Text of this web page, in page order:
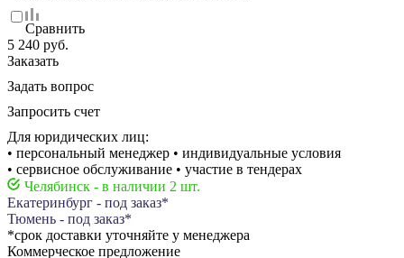
Сравнить
5 240 руб.
Заказать
Задать вопрос
Запросить счет
Для юридических лиц:
• персональный менеджер • индивидуальные условия
• сервисное обслуживание • участие в тендерах
Челябинск - в наличии 2 шт.
Екатеринбург - под заказ*
Тюмень - под заказ*
*срок доставки уточняйте у менеджера
Коммерческое предложение